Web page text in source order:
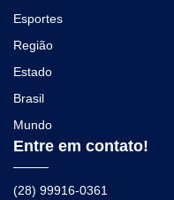
Esportes
Região
Estado
Brasil
Mundo
Entre em contato!
(28) 99916-0361